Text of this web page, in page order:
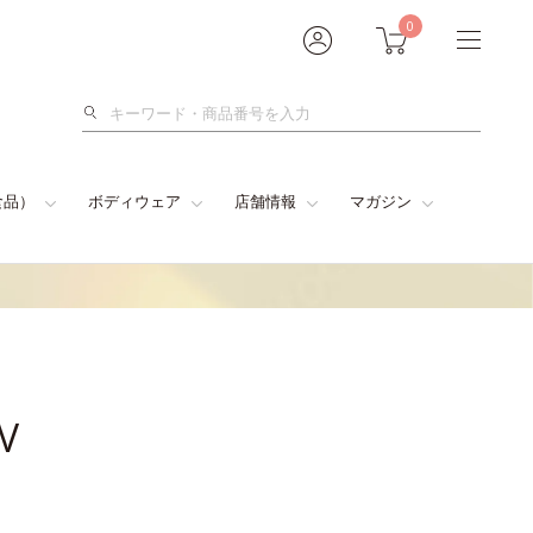
0
検
） ボディウェア 店舗情報 マガジン